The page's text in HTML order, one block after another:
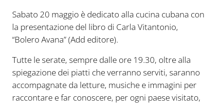
Sabato 20 maggio è dedicato alla cucina cubana con
la presentazione del libro di Carla Vitantonio,
“Bolero Avana” (Add editore).
Tutte le serate, sempre dalle ore 19.30, oltre alla
spiegazione dei piatti che verranno serviti, saranno
accompagnate da letture, musiche e immagini per
raccontare e far conoscere, per ogni paese visitato,